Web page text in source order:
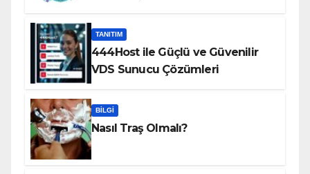
TANITIM
444Host ile Güçlü ve Güvenilir
VDS Sunucu Çözümleri
BILGI
Nasıl Traş Olmalı?